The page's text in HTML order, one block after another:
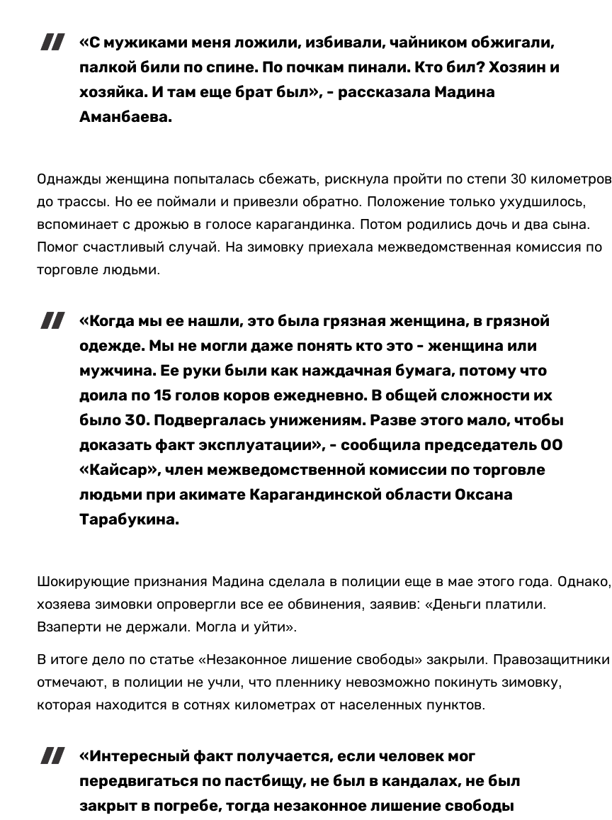
«С мужиками меня ложили, избивали, чайником обжигали,
палкой били по спине. По почкам пинали. Кто бил? Хозяин и
хозяйка. И там еще брат был», - рассказала Мадина
Аманбаева.
Однажды женщина попыталась сбежать, рискнула пройти по степи 30 километров
до трассы. Но ее поймали и привезли обратно. Положение только ухудшилось,
вспоминает с дрожью в голосе карагандинка. Потом родились дочь и два сына.
Помог счастливый случай. На зимовку приехала межведомственная комиссия по
торговле людьми.
«Когда мы ее нашли, это была грязная женщина, в грязной
одежде. Мы не могли даже понять кто это - женщина или
мужчина. Ее руки были как наждачная бумага, потому что
доила по 15 голов коров ежедневно. В общей сложности их
было 30. Подвергалась унижениям. Разве этого мало, чтобы
доказать факт эксплуатации», - сообщила председатель ОО
«Кайсар», член межведомственной комиссии по торговле
людьми при акимате Карагандинской области Оксана
Тарабукина.
Шокирующие признания Мадина сделала в полиции еще в мае этого года. Однако,
хозяева зимовки опровергли все ее обвинения, заявив: «Деньги платили.
Взаперти не держали. Могла и уйти».
В итоге дело по статье «Незаконное лишение свободы» закрыли. Правозащитники
отмечают, в полиции не учли, что пленнику невозможно покинуть зимовку,
которая находится в сотнях километрах от населенных пунктов.
«Интересный факт получается, если человек мог
передвигаться по пастбищу, не был в кандалах, не был
закрыт в погребе, тогда незаконное лишение свободы